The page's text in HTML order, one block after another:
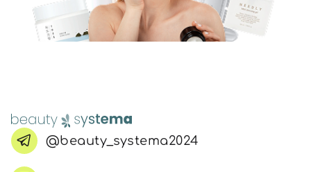
@beauty_systema2024